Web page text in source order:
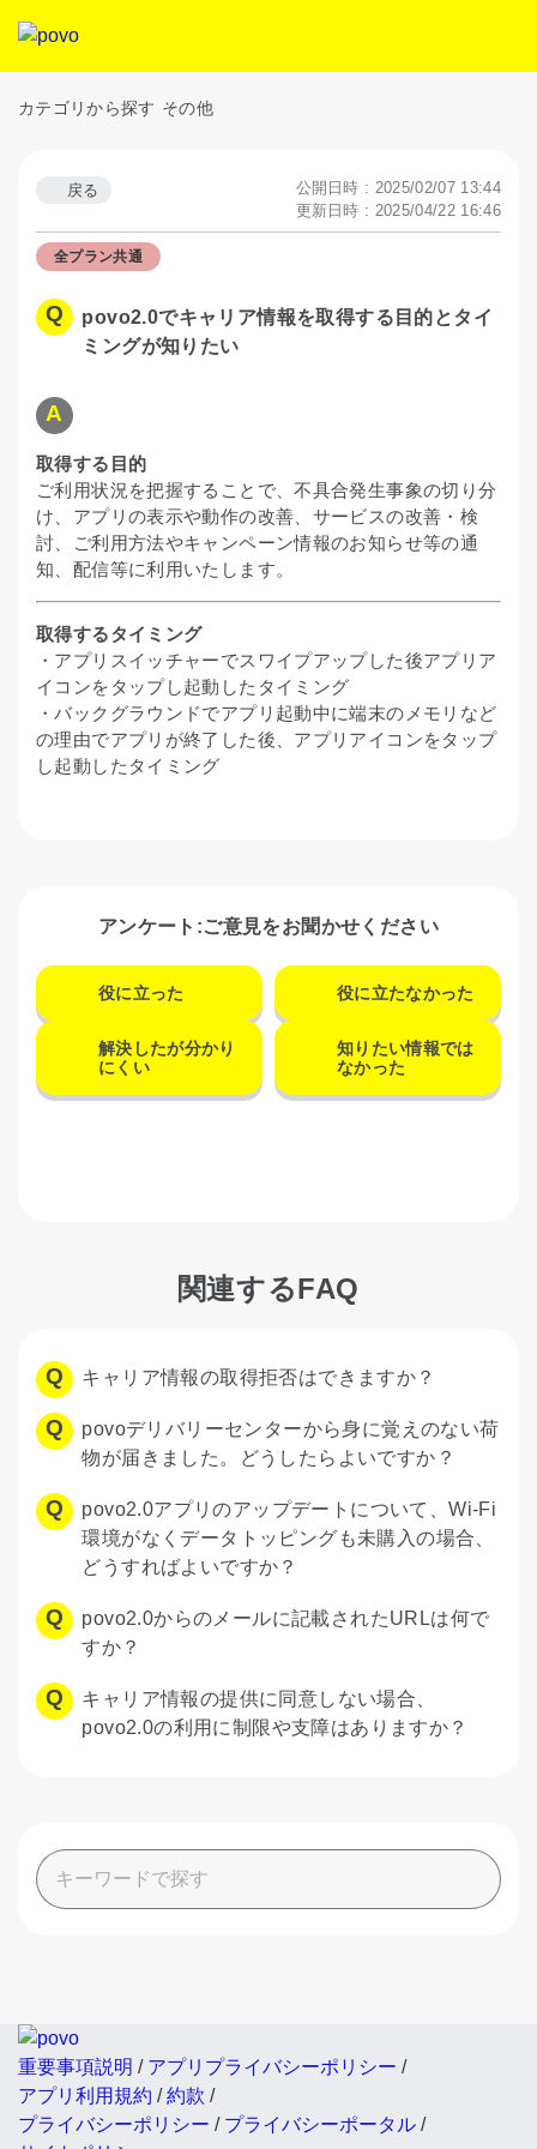
カテゴリから探す その他
戻る
公開日時 : 2025/02/07 13:44
更新日時 : 2025/04/22 16:46
全プラン共通
povo2.0でキャリア情報を取得する目的とタイ
ミングが知りたい
取得する目的
ご利用状況を把握することで、不具合発生事象の切り分
け、アプリの表示や動作の改善、サービスの改善・検
討、ご利用方法やキャンペーン情報のお知らせ等の通
知、配信等に利用いたします。
取得するタイミング
・アプリスイッチャーでスワイプアップした後アプリア
イコンをタップし起動したタイミング
・バックグラウンドでアプリ起動中に端末のメモリなど
の理由でアプリが終了した後、アプリアイコンをタップ
し起動したタイミング
アンケート:ご意見をお聞かせください
役に立った 役に立たなかった
解決したが分かり
にくい
知りたい情報では
なかった
関連するFAQ
キャリア情報の取得拒否はできますか？
povoデリバリーセンターから身に覚えのない荷
物が届きました。どうしたらよいですか？
povo2.0アプリのアップデートについて、Wi-Fi
環境がなくデータトッピングも未購入の場合、
どうすればよいですか？
povo2.0からのメールに記載されたURLは何で
すか？
キャリア情報の提供に同意しない場合、
povo2.0の利用に制限や支障はありますか？
重要事項説明 / アプリプライバシーポリシー /
アプリ利用規約 /約款 /
プライバシーポリシー / プライバシーポータル /